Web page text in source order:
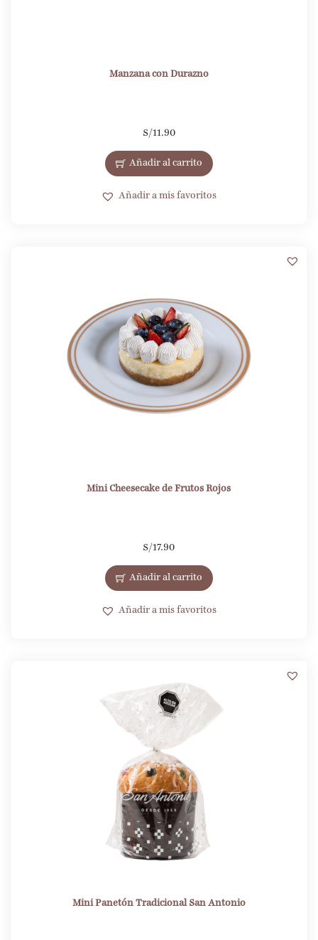
Manzana con Durazno
S/11.90
Añadir al carrito
Añadir a mis favoritos
Mini Cheesecake de Frutos Rojos
S/17.90
Añadir al carrito
Añadir a mis favoritos
Mini Panetón Tradicional San Antonio